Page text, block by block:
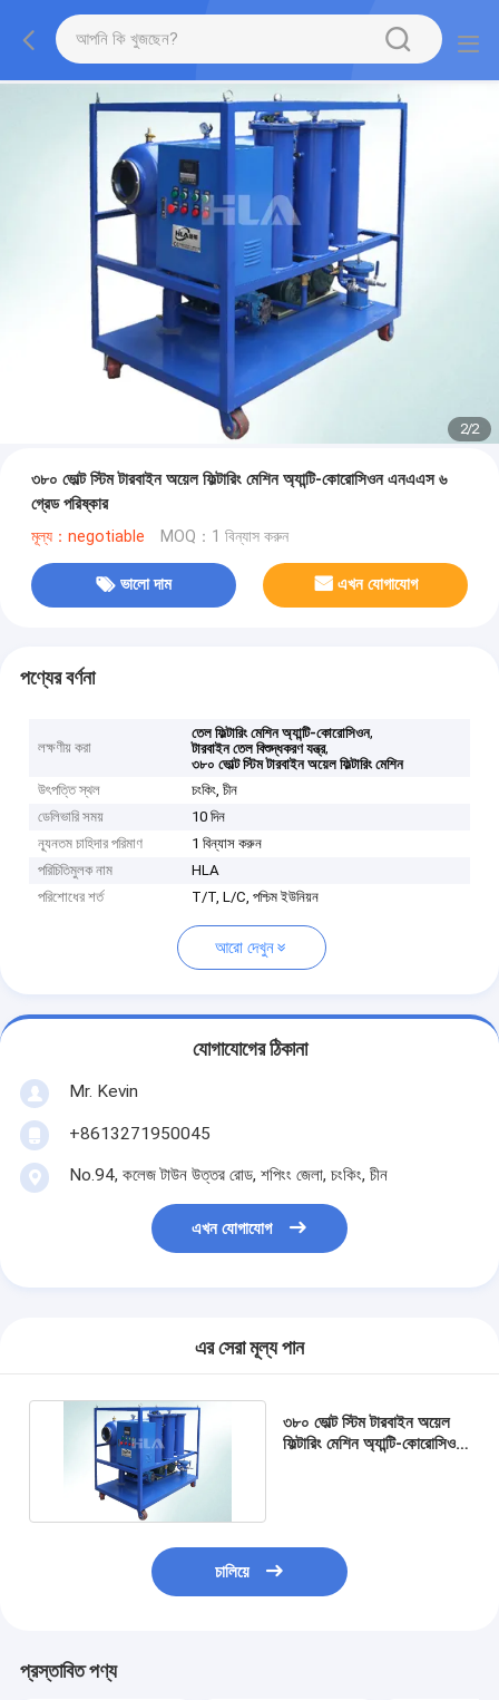
2/2
৩৮০ ভোল্ট স্টিম টারবাইন অয়েল ফিল্টারিং মেশিন অ্যান্টি-কোরোসিওন এনএএস ৬
গ্রেড পরিষ্কার
মূল্য：negotiable MOQ：1 বিন্যাস করুন
ভালো দাম এখন যোগাযোগ
পণ্যের বর্ণনা
লক্ষণীয় করা
তেল ফিল্টারিং মেশিন অ্যান্টি-কোরোসিওন,
টারবাইন তেল বিশুদ্ধকরণ যন্ত্র,
৩৮০ ভোল্ট স্টিম টারবাইন অয়েল ফিল্টারিং মেশিন
উৎপত্তি স্থল
চংকিং, চীন
ডেলিভারি সময়
10 দিন
ন্যূনতম চাহিদার পরিমাণ
1 বিন্যাস করুন
পরিচিতিমুলক নাম
HLA
পরিশোধের শর্ত
T/T, L/C, পশ্চিম ইউনিয়ন
আরো দেখুন
যোগাযোগের ঠিকানা
Mr. Kevin
+8613271950045
No.94, কলেজ টাউন উত্তর রোড, শপিংং জেলা, চংকিং, চীন
এখন যোগাযোগ
এর সেরা মূল্য পান
৩৮০ ভোল্ট স্টিম টারবাইন অয়েল
ফিল্টারিং মেশিন অ্যান্টি-কোরোসিওন
চালিয়ে
প্রস্তাবিত পণ্য